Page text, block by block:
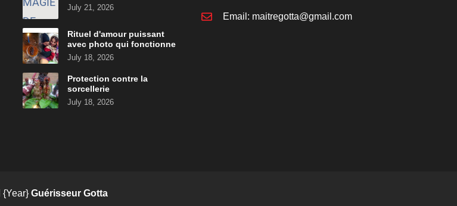
July 21, 2026
Rituel d'amour puissant
avec photo qui fonctionne
July 18, 2026
Protection contre la
sorcellerie
July 18, 2026
Email: maitregotta@gmail.com
{Year} Guérisseur Gotta